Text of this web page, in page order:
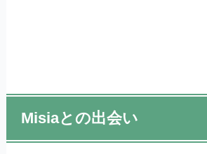
Misiaとの出会い